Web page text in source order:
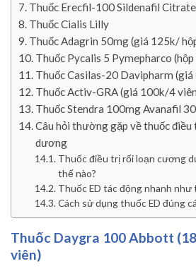
Thuốc Erecfil-100 Sildenafil
Thuốc Cialis Lilly
Thuốc Adagrin 50mg (giá 125k/
Thuốc Pycalis 5 Pymepharco (hộp
Thuốc Casilas-20 Davipharm
Thuốc Activ-GRA (giá 100k/4
Thuốc Stendra 100mg Avanafil
Câu hỏi thường gặp về thuốc
dương
Thuốc điều trị rối loạn cương
thế nào?
Thuốc ED tác động nhanh như
Cách sử dụng thuốc ED đúng
Thuốc Daygra 100 Abbott
viên)